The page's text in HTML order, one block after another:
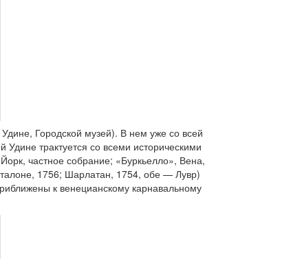
Городской музей). В нем уже со всей
трактуется со всеми историческими
частное собрание; «Буркьелло», Вена,
1756; Шарлатан, 1754, обе — Лувр)
к венецианскому карнавальному